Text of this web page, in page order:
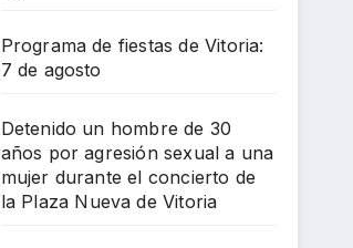
Programa de fiestas de Vitoria:
7 de agosto
Detenido un hombre de 30
años por agresión sexual a una
mujer durante el concierto de
la Plaza Nueva de Vitoria